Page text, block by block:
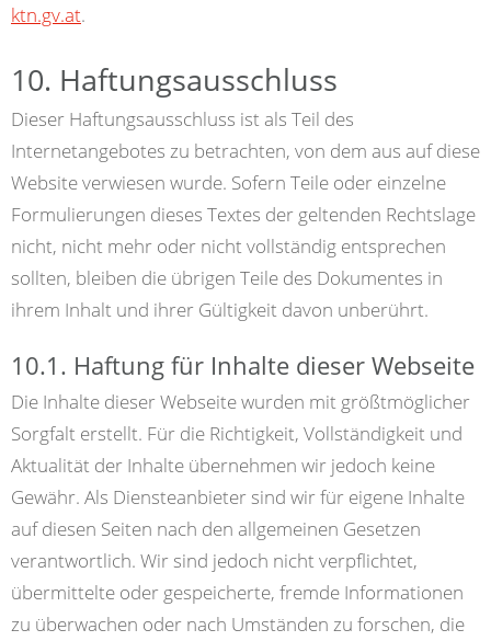
ktn.gv.at.
10. Haftungsausschluss
Dieser Haftungsausschluss ist als Teil des
Internetangebotes zu betrachten, von dem aus auf diese
Website verwiesen wurde. Sofern Teile oder einzelne
Formulierungen dieses Textes der geltenden Rechtslage
nicht, nicht mehr oder nicht vollständig entsprechen
sollten, bleiben die übrigen Teile des Dokumentes in
ihrem Inhalt und ihrer Gültigkeit davon unberührt.
10.1. Haftung für Inhalte dieser Webseite
Die Inhalte dieser Webseite wurden mit größtmöglicher
Sorgfalt erstellt. Für die Richtigkeit, Vollständigkeit und
Aktualität der Inhalte übernehmen wir jedoch keine
Gewähr. Als Diensteanbieter sind wir für eigene Inhalte
auf diesen Seiten nach den allgemeinen Gesetzen
verantwortlich. Wir sind jedoch nicht verpflichtet,
übermittelte oder gespeicherte, fremde Informationen
zu überwachen oder nach Umständen zu forschen, die